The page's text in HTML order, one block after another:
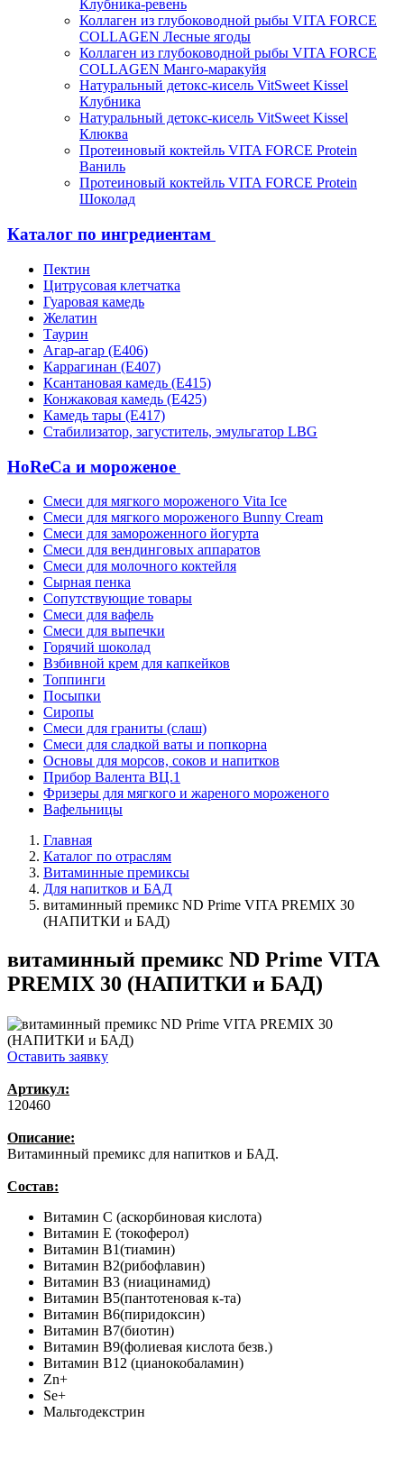
Клубника-ревень
Коллаген из глубоководной рыбы VITA FORCE
COLLAGEN Лесные ягоды
Коллаген из глубоководной рыбы VITA FORCE
COLLAGEN Манго-маракуйя
Натуральный детокс-кисель VitSweet Kissel
Клубника
Натуральный детокс-кисель VitSweet Kissel
Клюква
Протеиновый коктейль VITA FORCE Protein
Ваниль
Протеиновый коктейль VITA FORCE Protein
Шоколад
Каталог по ингредиентам
Пектин
Цитрусовая клетчатка
Гуаровая камедь
Желатин
Таурин
Агар-агар (Е406)
Каррагинан (Е407)
Ксантановая камедь (Е415)
Конжаковая камедь (Е425)
Камедь тары (Е417)
Стабилизатор, загуститель, эмульгатор LBG
HoReCa и мороженое
Смеси для мягкого мороженого Vita Ice
Смеси для мягкого мороженого Bunny Cream
Смеси для замороженного йогурта
Смеси для вендинговых аппаратов
Смеси для молочного коктейля
Сырная пенка
Сопутствующие товары
Смеси для вафель
Смеси для выпечки
Горячий шоколад
Взбивной крем для капкейков
Топпинги
Посыпки
Сиропы
Смеси для граниты (слаш)
Смеси для сладкой ваты и попкорна
Основы для морсов, соков и напитков
Прибор Валента ВЦ.1
Фризеры для мягкого и жареного мороженого
Вафельницы
Главная
Каталог по отраслям
Витаминные премиксы
Для напитков и БАД
витаминный премикс ND Prime VITA PREMIX 30
(НАПИТКИ и БАД)
витаминный премикс ND Prime VITA
PREMIX 30 (НАПИТКИ и БАД)
Оставить заявку
Артикул:
120460
Описание:
Витаминный премикс для напитков и БАД.
Состав:
Витамин С (аскорбиновая кислота)
Витамин Е (токоферол)
Витамин В1(тиамин)
Витамин В2(рибофлавин)
Витамин В3 (ниацинамид)
Витамин В5(пантотеновая к-та)
Витамин В6(пиридоксин)
Витамин В7(биотин)
Витамин В9(фолиевая кислота безв.)
Витамин B12 (цианокобаламин)
Zn+
Se+
Мальтодекстрин